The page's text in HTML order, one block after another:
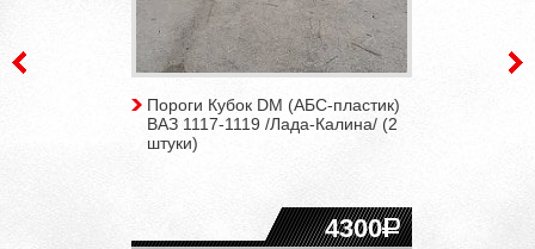
Пороги Кубок DM (АБС-пластик)
ВАЗ 1117-1119 /Лада-Калина/ (2
штуки)
4300